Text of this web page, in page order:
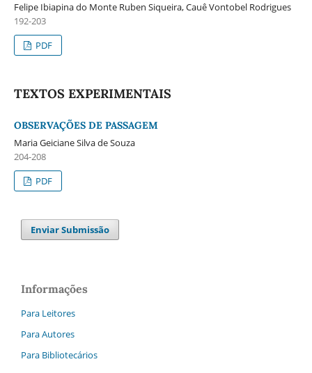
Felipe Ibiapina do Monte Ruben Siqueira, Cauê Vontobel Rodrigues
192-203
PDF
TEXTOS EXPERIMENTAIS
OBSERVAÇÕES DE PASSAGEM
Maria Geiciane Silva de Souza
204-208
PDF
Enviar Submissão
Informações
Para Leitores
Para Autores
Para Bibliotecários